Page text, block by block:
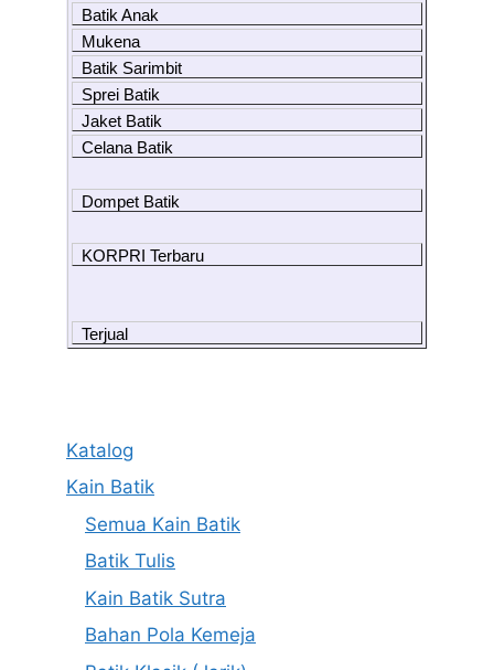
Batik Anak
Mukena
Batik Sarimbit
Sprei Batik
Jaket Batik
Celana Batik
Dompet Batik
KORPRI Terbaru
Terjual
Katalog
Kain Batik
Semua Kain Batik
Batik Tulis
Kain Batik Sutra
Bahan Pola Kemeja